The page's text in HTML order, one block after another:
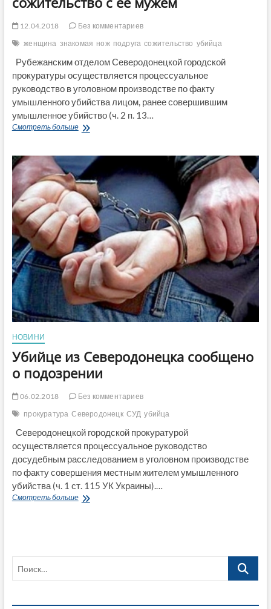
12.04.2018
Без комментариев
женщина знакомая нож подруга сожительство убийца
Рубежанским отделом Северодонецкой городской
прокуратуры осуществляется процессуальное
руководство в уголовном производстве по факту
умышленного убийства лицом, ранее совершившим
умышленное убийство (ч. 2 п. 13…
Смотреть большеОтбыв
убийство
жительница
Луганщины
убила
свою
знакомую
за
сожительство
с
ее
мужем
НОВИНИ
Убийце из Северодонецка сообщено
о подозрении
06.02.2018
Без комментариев
прокуратура Северодонецк СУД убийца
Северодонецкой городской прокуратурой
осуществляется процессуальное руководство
досудебным расследованием в уголовном производстве
по факту совершения местным жителем умышленного
убийства (ч. 1 ст. 115 УК Украины).…
Смотреть большеУбийце
Поиск…